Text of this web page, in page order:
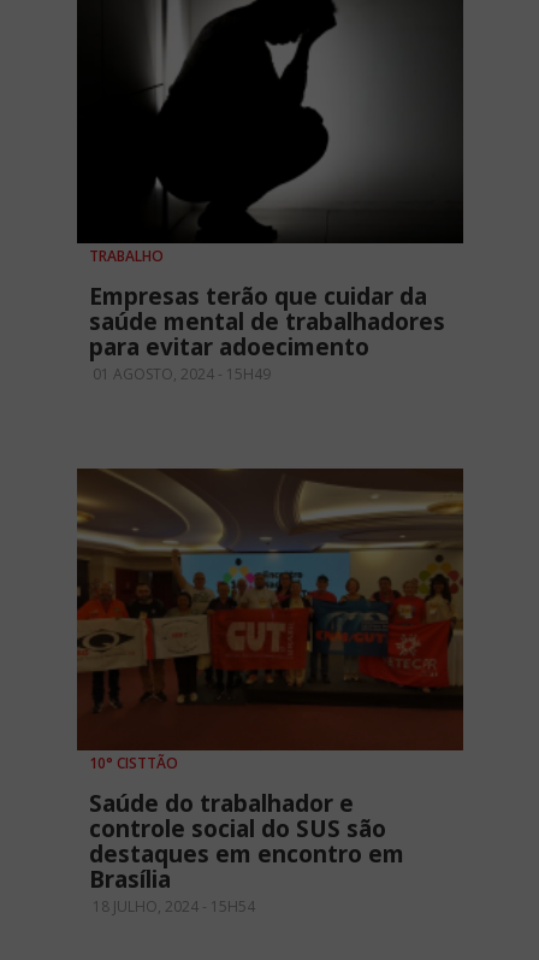
TRABALHO
Empresas terão que cuidar da
saúde mental de trabalhadores
para evitar adoecimento
01 AGOSTO, 2024 - 15H49
10° CISTTÃO
Saúde do trabalhador e
controle social do SUS são
destaques em encontro em
Brasília
18 JULHO, 2024 - 15H54